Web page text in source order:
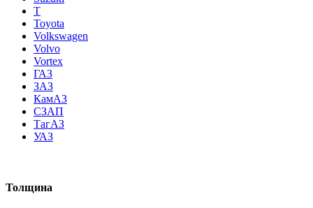
T
Toyota
Volkswagen
Volvo
Vortex
ГАЗ
ЗАЗ
КамАЗ
СЗАП
ТагАЗ
УАЗ
Толщина